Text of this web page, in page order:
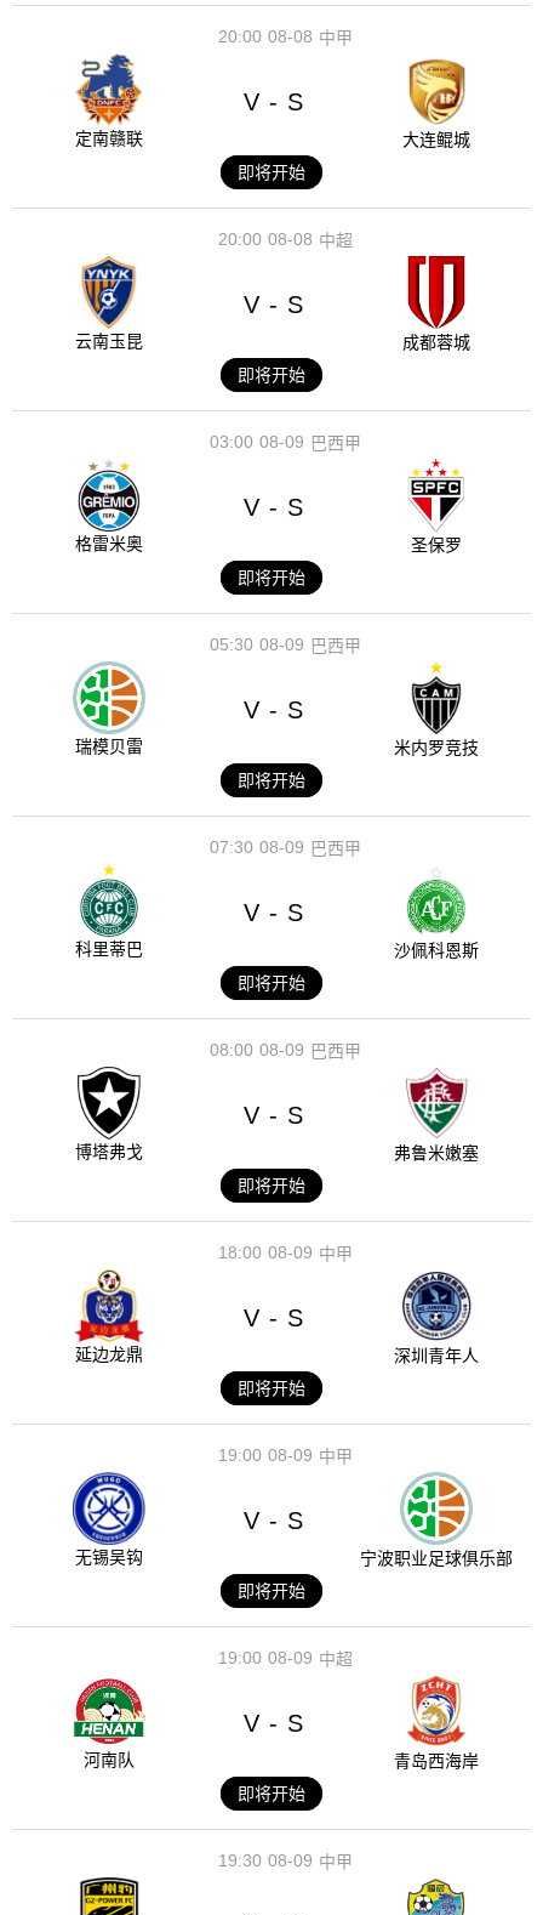
08-08
20:00 中甲
定南赣联
V - S
大连鲲城
即将开始
08-08
20:00 中超
云南玉昆
V - S
成都蓉城
即将开始
08-09
03:00 巴西甲
格雷米奥
V - S
圣保罗
即将开始
08-09
05:30 巴西甲
瑞模贝雷
V - S
米内罗竞技
即将开始
08-09
07:30 巴西甲
科里蒂巴
V - S
沙佩科恩斯
即将开始
08-09
08:00 巴西甲
博塔弗戈
V - S
弗鲁米嫩塞
即将开始
08-09
18:00 中甲
延边龙鼎
V - S
深圳青年人
即将开始
08-09
19:00 中甲
无锡吴钩
V - S
宁波职业足球俱乐部
即将开始
08-09
19:00 中超
河南队
V - S
青岛西海岸
即将开始
08-09
19:30 中甲